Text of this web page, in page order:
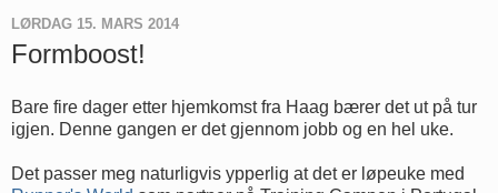
LØRDAG 15. MARS 2014
Formboost!
Bare fire dager etter hjemkomst fra Haag bærer det ut på tur
igjen. Denne gangen er det gjennom jobb og en hel uke.
Det passer meg naturligvis ypperlig at det er løpeuke med